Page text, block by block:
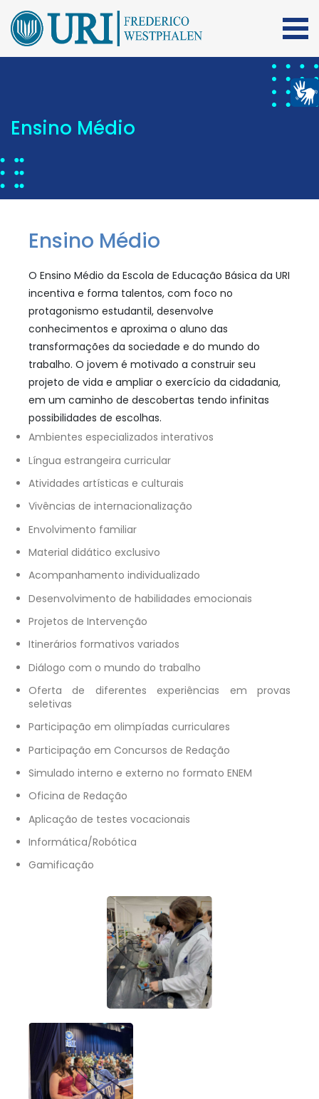
Ensino Médio
Ensino Médio
O Ensino Médio da Escola de Educação Básica da URI
incentiva e forma talentos, com foco no
protagonismo estudantil, desenvolve
conhecimentos e aproxima o aluno das
transformações da sociedade e do mundo do
trabalho. O jovem é motivado a construir seu
projeto de vida e ampliar o exercício da cidadania,
em um caminho de descobertas tendo infinitas
possibilidades de escolhas.
Ambientes especializados interativos
Língua estrangeira curricular
Atividades artísticas e culturais
Vivências de internacionalização
Envolvimento familiar
Material didático exclusivo
Acompanhamento individualizado
Desenvolvimento de habilidades emocionais
Projetos de Intervenção
Itinerários formativos variados
Diálogo com o mundo do trabalho
Oferta de diferentes experiências em provas
seletivas
Participação em olimpíadas curriculares
Participação em Concursos de Redação
Simulado interno e externo no formato ENEM
Oficina de Redação
Aplicação de testes vocacionais
Informática/Robótica
Gamificação